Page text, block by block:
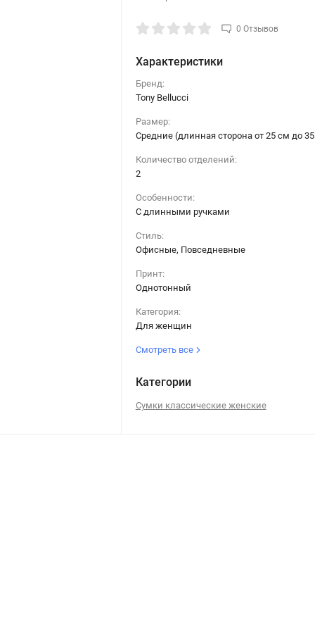
0 Отзывов
Характеристики
Бренд:
Tony Bellucci
Размер:
Средние (длинная сторона от 25 см до
Количество отделений:
2
Особенности:
С длинными ручками
Стиль:
Офисные, Повседневные
Принт:
Однотонный
Категория:
Для женщин
Смотреть все
Категории
Сумки классические женские